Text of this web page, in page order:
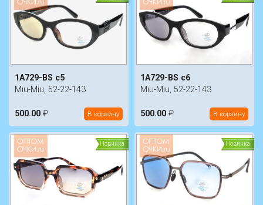
1A729-BS c5
Miu-Miu, 52-22-143
500.00 ₽ В корзину
1A729-BS c6
Miu-Miu, 52-22-143
500.00 ₽ В корзину
Новинка Новинка